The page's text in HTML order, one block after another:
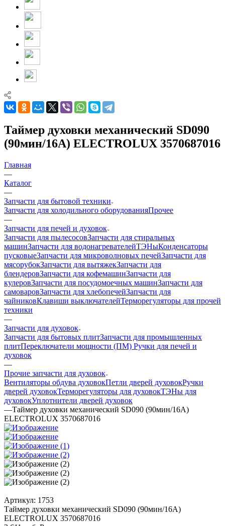
Таймер духовки механический SD090
(90мин/16A) ELECTROLUX 3570687016
Главная
—
Каталог
—
Запчасти для бытовой техники
Запчасти для холодильного оборудованияПрочее
—
Запчасти для печей и духовок
Запчасти для пылесосовЗапчасти для стиральных
машинЗапчасти для водонагревателейТЭНыКонденсаторы
пусковыеЗапчасти для микроволновых печейЗапчасти для
мясорубокЗапчасти для вытяжекЗапчасти для
блендеровЗапчасти для кофемашинЗапчасти для
кулеровЗапчасти для посудомоечных машинЗапчасти для
самоваровЗапчасти для хлебопечейЗапчасти для
чайниковКлавиши выключателейТерморегуляторы для прочей
техники
—
Запчасти для духовок
Запчасти для бытовых плитЗапчасти для промышленных
плитПереключатели мощности (ПМ) Ручки для печей и
духовок
—
Прочие запчасти для духовок
Вентиляторы обдува духовокПетли дверей духовокРучки
дверей духовокТерморегуляторы для духовокТЭНы для
духовокУплотнители дверей духовок
—Таймер духовки механический SD090 (90мин/16A)
ELECTROLUX 3570687016
Артикул: 1753
Таймер духовки механический SD090 (90мин/16A)
ELECTROLUX 3570687016